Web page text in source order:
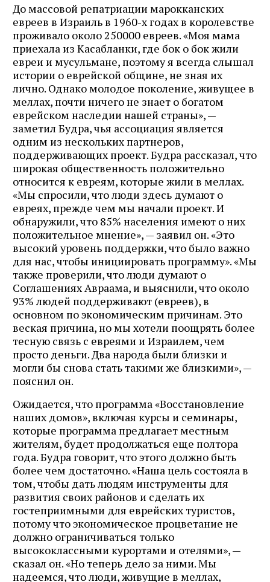
До массовой репатриации марокканских
евреев в Израиль в 1960-х годах в королевстве
проживало около 250000 евреев. «Моя мама
приехала из Касабланки, где бок о бок жили
евреи и мусульмане, поэтому я всегда слышал
истории о еврейской общине, не зная их
лично. Однако молодое поколение, живущее в
меллах, почти ничего не знает о богатом
еврейском наследии нашей страны», —
заметил Будра, чья ассоциация является
одним из нескольких партнеров,
поддерживающих проект. Будра рассказал, что
широкая общественность положительно
относится к евреям, которые жили в меллах.
«Мы спросили, что люди здесь думают о
евреях, прежде чем мы начали проект. И
обнаружили, что 85% населения имеют о них
положительное мнение», — заявил он. «Это
высокий уровень поддержки, что было важно
для нас, чтобы инициировать программу». «Мы
также проверили, что люди думают о
Соглашениях Авраама, и выяснили, что около
93% людей поддерживают (евреев), в
основном по экономическим причинам. Это
веская причина, но мы хотели поощрять более
тесную связь с евреями и Израилем, чем
просто деньги. Два народа были близки и
могли бы снова стать такими же близкими», —
пояснил он.
Ожидается, что программа «Восстановление
наших домов», включая курсы и семинары,
которые программа предлагает местным
жителям, будет продолжаться еще полтора
года. Будра говорит, что этого должно быть
более чем достаточно. «Наша цель состояла в
том, чтобы дать людям инструменты для
развития своих районов и сделать их
гостеприимными для еврейских туристов,
потому что экономическое процветание не
должно ограничиваться только
высококлассными курортами и отелями», —
сказал он. «Но теперь дело за ними. Мы
надеемся, что люди, живущие в меллах,